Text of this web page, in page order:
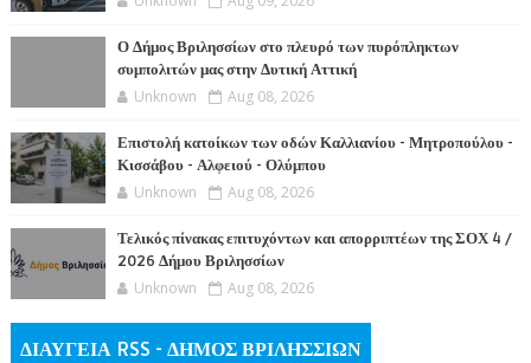
Ο Δήμος Βριλησσίων στο πλευρό των πυρόπληκτων
συμπολιτών μας στην Δυτική Αττική
Unknown Aug 08, 2026
Επιστολή κατοίκων των οδών Καλλιανίου - Μητροπούλου -
Κισσάβου - Αλφειού - Ολύμπου
Unknown Aug 08, 2026
Τελικός πίνακας επιτυχόντων και απορριπτέων της ΣΟΧ 4 /
2026 Δήμου Βριλησσίων
Unknown Aug 08, 2026
ΔΙΑΥΓΕΙΑ RSS - ΔΗΜΟΣ ΒΡΙΛΗΣΣΙΩΝ